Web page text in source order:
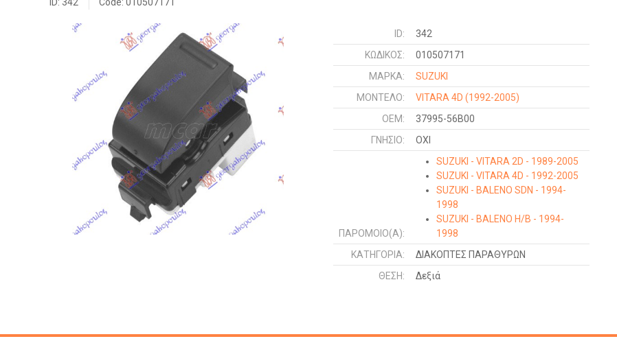
ID:
342
ΚΩΔΙΚΌΣ:
010507171
ΜΑΡΚΑ:
SUZUKI
ΜΟΝΤΕΛΟ:
VITARA 4D (1992-2005)
OEM:
37995-56B00
ΓΝΉΣΙΟ:
ΟΧΙ
ΠΑΡΌΜΟΙΟ(Α):
SUZUKI - VITARA 2D - 1989-2005
SUZUKI - VITARA 4D - 1992-2005
SUZUKI - BALENO SDN - 1994-
1998
SUZUKI - BALENO H/B - 1994-
1998
ΚΑΤΗΓΟΡΊΑ:
ΔΙΑΚΟΠΤΕΣ ΠΑΡΑΘΥΡΩΝ
ΘΈΣΗ:
Δεξιά